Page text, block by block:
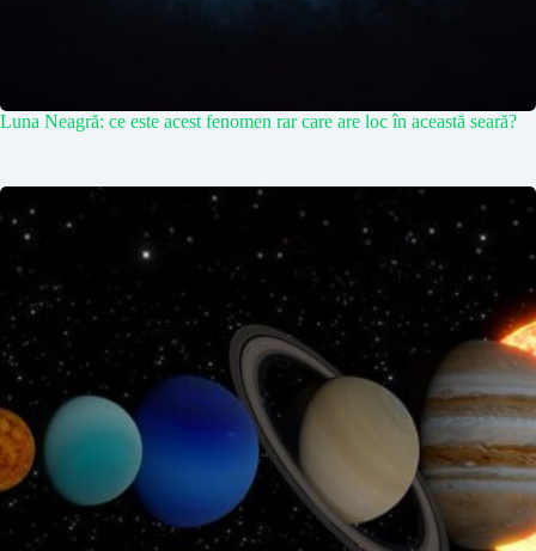
Luna Neagră: ce este acest fenomen rar care are loc în această seară?